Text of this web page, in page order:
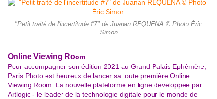
"Petit traité de l'incertitude #7" de Juanan REQUENA © Photo Éric
Simon
Online Viewing Room
Pour accompagner son édition 2021 au Grand Palais Ephémère,
Paris Photo est heureux de lancer sa toute première Online
Viewing Room. La nouvelle plateforme en ligne développée par
Artlogic - le leader de la technologie digitale pour le monde de